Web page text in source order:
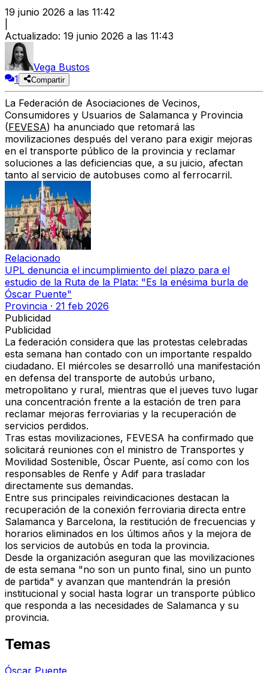
19 junio 2026 a las 11:42
Actualizado: 19 junio 2026 a las 11:43
Vega Bustos
1
Compartir
La Federación de Asociaciones de Vecinos,
Consumidores y Usuarios de Salamanca y Provincia
(FEVESA) ha anunciado que retomará las
movilizaciones después del verano para exigir mejoras
en el transporte público de la provincia y reclamar
soluciones a las deficiencias que, a su juicio, afectan
tanto al servicio de autobuses como al ferrocarril.
Relacionado
UPL denuncia el incumplimiento del plazo para el
estudio de la Ruta de la Plata: "Es la enésima burla de
Óscar Puente"
Provincia · 21 feb 2026
Publicidad
Publicidad
La federación considera que las protestas celebradas
esta semana han contado con un importante respaldo
ciudadano. El miércoles se desarrolló una manifestación
en defensa del transporte de autobús urbano,
metropolitano y rural, mientras que el jueves tuvo lugar
una concentración frente a la estación de tren para
reclamar mejoras ferroviarias y la recuperación de
servicios perdidos.
Tras estas movilizaciones, FEVESA ha confirmado que
solicitará reuniones con el ministro de Transportes y
Movilidad Sostenible, Óscar Puente, así como con los
responsables de Renfe y Adif para trasladar
directamente sus demandas.
Entre sus principales reivindicaciones destacan la
recuperación de la conexión ferroviaria directa entre
Salamanca y Barcelona, la restitución de frecuencias y
horarios eliminados en los últimos años y la mejora de
los servicios de autobús en toda la provincia.
Desde la organización aseguran que las movilizaciones
de esta semana "no son un punto final, sino un punto
de partida" y avanzan que mantendrán la presión
institucional y social hasta lograr un transporte público
que responda a las necesidades de Salamanca y su
provincia.
Temas